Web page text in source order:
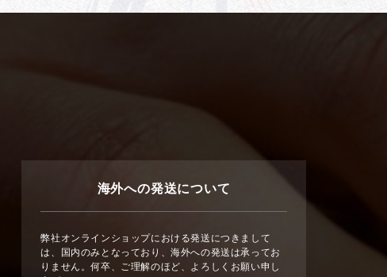
海外への発送について
弊社オンラインショップにおける発送につきまして
は、国内のみとなっており、海外への発送は承ってお
りません。何卒、ご理解のほど、よろしくお願い申し